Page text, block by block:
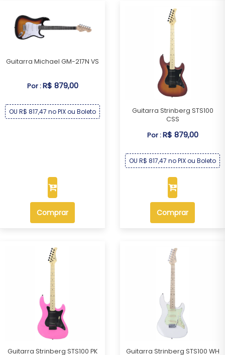
Guitarra Michael GM-217N VS
Por :R$ 879,00
OU R$ 817,47 no PIX ou Boleto
Comprar
Guitarra Strinberg STS100
CSS
Por :R$ 879,00
OU R$ 817,47 no PIX ou Boleto
Comprar
Guitarra Strinberg STS100 PK Guitarra Strinberg STS100 WH